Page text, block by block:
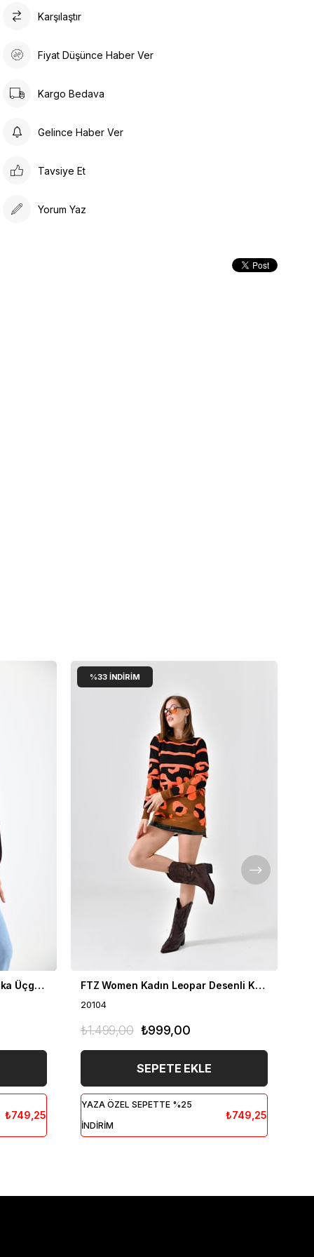
Karşılaştır
Fiyat Düşünce Haber Ver
Kargo Bedava
Gelince Haber Ver
Tavsiye Et
Yorum Yaz
FTZ Women Kadın Degaje Yaka Üçgen Detay Kazak Siyah 20054
₺749,25
FTZ Women Kadın Leopar Desenli Kazak Taba 20104
20104
₺999,00
₺1.499,00
SEPETE EKLE
YAZA ÖZEL SEPETTE %25
İNDİRİM
₺749,25
%33 İNDIRIM